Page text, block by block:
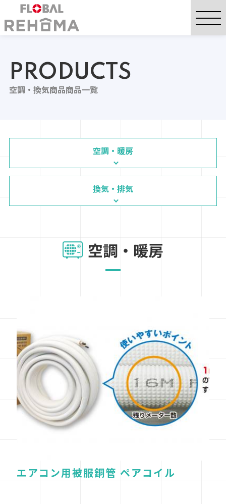
PRODUCTS
空調・換気商品商品一覧
空調・暖房
換気・排気
空調・暖房
エアコン用被服銅管 ペアコイル